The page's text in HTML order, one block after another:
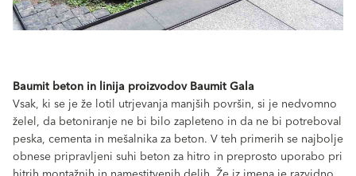
Baumit beton in linija proizvodov Baumit Gala
Vsak, ki se je že lotil utrjevanja manjših površin, si je nedvomno
želel, da betoniranje ne bi bilo zapleteno in da ne bi potreboval
peska, cementa in mešalnika za beton. V teh primerih se najbolje
obnese pripravljeni suhi beton za hitro in preprosto uporabo pri